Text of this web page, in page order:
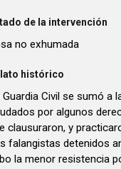
de la intervención
no exhumada
histórico
Guardia Civil se sumó a
por algunos
clausuraron, y
falangistas detenidos
la menor resistencia